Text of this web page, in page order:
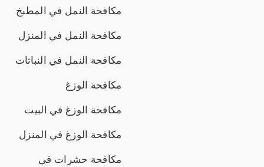
مكافحة النمل في المطبخ
مكافحة النمل في المنزل
مكافحة النمل في النباتات
مكافحة الوزغ
مكافحة الوزغ في البيت
مكافحة الوزغ في المنزل
مكافحة حشرات في